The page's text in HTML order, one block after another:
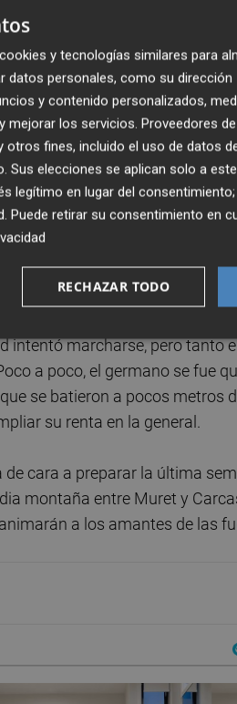
Lipowitz (Red Bull-BORA-
tras el el autriaco Felix Gall
decidiese la suerte del día. El
fue engullido por un
Carlos Rodríguez (INEOS
kilómetros para la llegada, en
nadie consiguió responder. Por
todos sus adversarios.
intentó marcharse, pero tanto
a poco, el germano se fue
se batieron a pocos metros
su renta en la general.
cara a preparar la última
montaña entre Muret y
a los amantes de las
y tecnologías similares para
personales, como su dirección
y contenido personalizados,
mejorar los servicios. Proveedores
fines, incluido el uso de datos
Sus elecciones se aplican solo a
legítimo en lugar del
. Puede retirar su consentimiento en
RECHAZAR TODO